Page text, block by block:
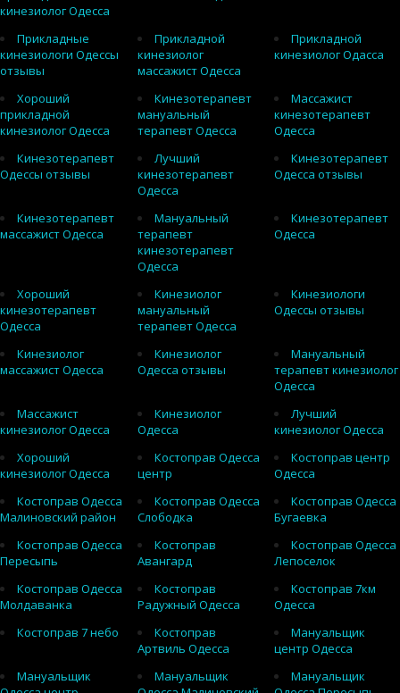
кинезиолог Одесса
Прикладные
кинезиологи Одессы
отзывы
Прикладной
кинезиолог
массажист Одесса
Прикладной
кинезиолог Одасса
Хороший
прикладной
кинезиолог Одесса
Кинезотерапевт
мануальный
терапевт Одесса
Массажист
кинезотерапевт
Одесса
Кинезотерапевт
Одессы отзывы
Лучший
кинезотерапевт
Одесса
Кинезотерапевт
Одесса отзывы
Кинезотерапевт
массажист Одесса
Мануальный
терапевт
кинезотерапевт
Одесса
Кинезотерапевт
Одесса
Хороший
кинезотерапевт
Одесса
Кинезиолог
мануальный
терапевт Одесса
Кинезиологи
Одессы отзывы
Кинезиолог
массажист Одесса
Кинезиолог
Одесса отзывы
Мануальный
терапевт кинезиолог
Одесса
Массажист
кинезиолог Одесса
Кинезиолог
Одесса
Лучший
кинезиолог Одесса
Хороший
кинезиолог Одесса
Костоправ Одесса
центр
Костоправ центр
Одесса
Костоправ Одесса
Малиновский район
Костоправ Одесса
Слободка
Костоправ Одесса
Бугаевка
Костоправ Одесса
Пересыпь
Костоправ
Авангард
Костоправ Одесса
Лепоселок
Костоправ Одесса
Молдаванка
Костоправ
Радужный Одесса
Костоправ 7км
Одесса
Костоправ 7 небо
Костоправ
Артвиль Одесса
Мануальщик
центр Одесса
Мануальщик
Мануальщик
Мануальщик